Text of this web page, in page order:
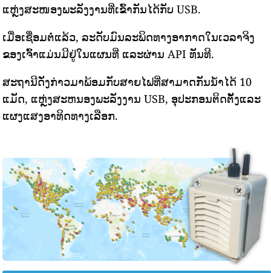
ແຫຼ່ງສະໜອງພະລັງງານທີ່ເຂົ້າກັນໄດ້ກັບ USB.
ເມື່ອເຊື່ອມຕໍ່ແລ້ວ, ລະດັບມົນລະພິດທາງອາກາດໃນເວລາຈິງ
ຂອງເຈົ້າແມ່ນມີຢູ່ໃນແຜນທີ່ ແລະຜ່ານ API ທັນທີ.
ສະຖານີດັ່ງກ່າວມາພ້ອມກັບສາຍໄຟທີ່ສາມາດກັນນ້ໍາໄດ້ 10
ແມັດ, ແຫຼ່ງສະຫນອງພະລັງງານ USB, ອຸປະກອນຕິດຕັ້ງແລະ
ແຜງແສງອາທິດທາງເລືອກ.